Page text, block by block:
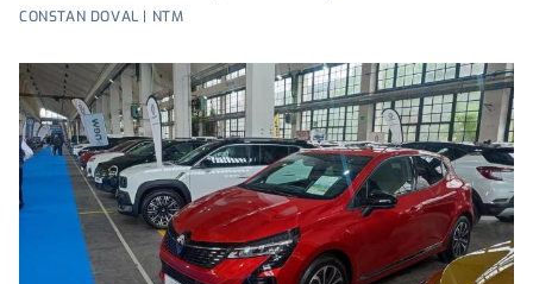
CONSTAN DOVAL | NTM